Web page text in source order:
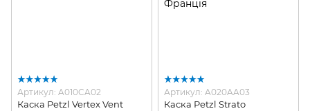
Артикул: A010CA02
Каска Petzl Vertex Vent
Артикул: A020AA03
Каска Petzl Strato